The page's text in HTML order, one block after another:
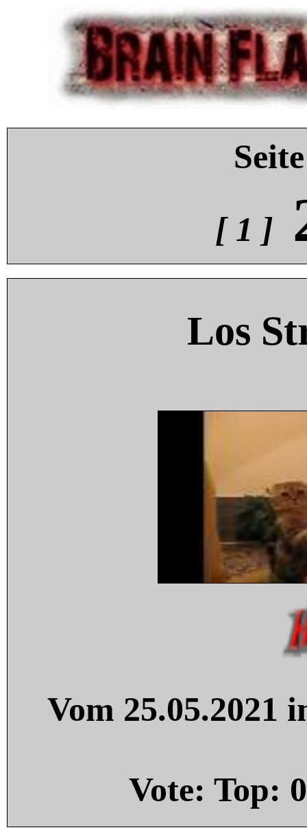
[ 1 ]
Los
Vom 25.05.2021
Vote: Top: 0